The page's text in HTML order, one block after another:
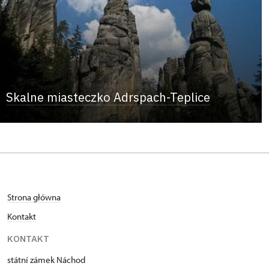
Skalne miasteczko Adrspach-Teplice
Strona główna
Kontakt
KONTAKT
státní zámek Náchod